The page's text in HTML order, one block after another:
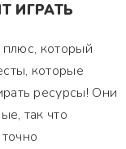
ИГРАТЬ
плюс, который
которые
ресурсы! Они
так что